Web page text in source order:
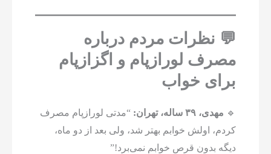
💬 نظرات مردم درباره
مصرف لورازپام و اگزازپام
برای خواب
🔹 مهدی، ۳۹ ساله، تهران:
“مدتی لورازپام مصرف
کردم، اولش خوابم بهتر شد، ولی بعد از دو ماه،
دیگه بدون قرص خوابم نمی‌برد!”